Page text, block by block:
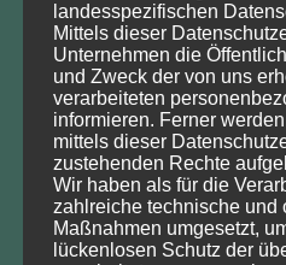
DNRT e.V.
Ostseesparkasse Rostock,
IBAN: DE51 1305 0000
landesspezifischen
Mittels dieser
Unternehmen die
und Zweck der von uns
verarbeiteten
informieren. Ferner
mittels dieser
zustehenden Rechte
Wir haben als für die
zahlreiche technische und
Maßnahmen umgesetzt,
lückenlosen Schutz der